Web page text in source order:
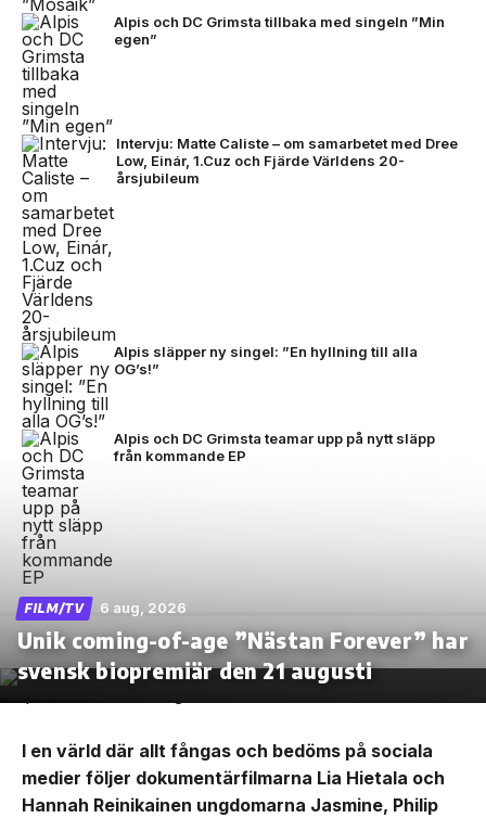
Alpis och DC Grimsta tillbaka med singeln ”Min
egen”
Intervju: Matte Caliste – om samarbetet med Dree
Low, Einár, 1.Cuz och Fjärde Världens 20-
årsjubileum
Alpis släpper ny singel: ”En hyllning till alla
OG’s!”
Alpis och DC Grimsta teamar upp på nytt släpp
från kommande EP
FILM/TV 6 aug, 2026
Unik coming-of-age ”Nästan Forever” har
svensk biopremiär den 21 augusti
I en värld där allt fångas och bedöms på sociala
medier följer dokumentärfilmarna Lia Hietala och
Hannah Reinikainen ungdomarna Jasmine, Philip